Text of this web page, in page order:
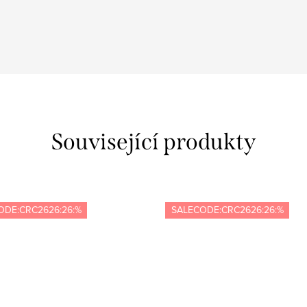
Související produkty
SALECODE:CRC2626:26:%